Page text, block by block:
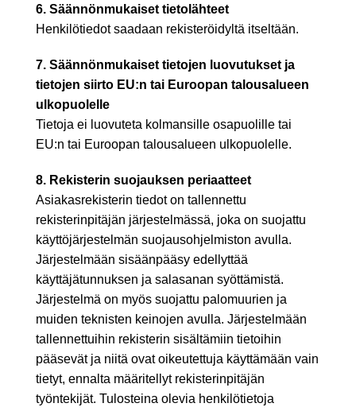
6. Säännönmukaiset tietolähteet
Henkilötiedot saadaan rekisteröidyltä itseltään.
7. Säännönmukaiset tietojen luovutukset ja
tietojen siirto EU:n tai Euroopan talousalueen
ulkopuolelle
Tietoja ei luovuteta kolmansille osapuolille tai
EU:n tai Euroopan talousalueen ulkopuolelle.
8. Rekisterin suojauksen periaatteet
Asiakasrekisterin tiedot on tallennettu
rekisterinpitäjän järjestelmässä, joka on suojattu
käyttöjärjestelmän suojausohjelmiston avulla.
Järjestelmään sisäänpääsy edellyttää
käyttäjätunnuksen ja salasanan syöttämistä.
Järjestelmä on myös suojattu palomuurien ja
muiden teknisten keinojen avulla. Järjestelmään
tallennettuihin rekisterin sisältämiin tietoihin
pääsevät ja niitä ovat oikeutettuja käyttämään vain
tietyt, ennalta määritellyt rekisterinpitäjän
työntekijät. Tulosteina olevia henkilötietoja